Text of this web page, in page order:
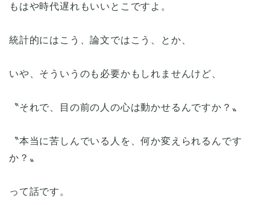
もはや時代遅れもいいとこですよ。
統計的にはこう、論文ではこう、とか、
いや、そういうのも必要かもしれませんけど、
〝それで、目の前の人の心は動かせるんですか？〟
〝本当に苦しんでいる人を、何か変えられるんです
か？〟
って話です。